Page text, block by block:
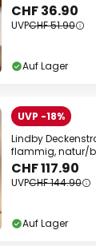
CHF 36.90
UVPCHF 51.90
Auf Lager
UVP -18%
Lindby
flammig, natur/
CHF 117.90
UVPCHF 144.90
Auf Lager